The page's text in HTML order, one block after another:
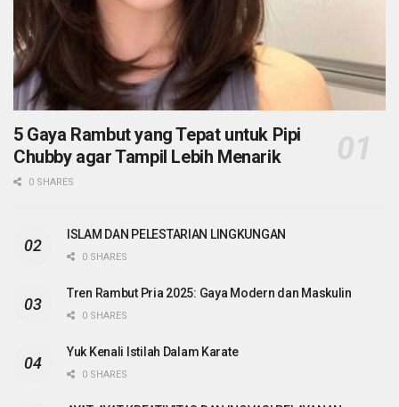
5 Gaya Rambut yang Tepat untuk Pipi
Chubby agar Tampil Lebih Menarik
0 SHARES
ISLAM DAN PELESTARIAN LINGKUNGAN
0 SHARES
Tren Rambut Pria 2025: Gaya Modern dan Maskulin
0 SHARES
Yuk Kenali Istilah Dalam Karate
0 SHARES